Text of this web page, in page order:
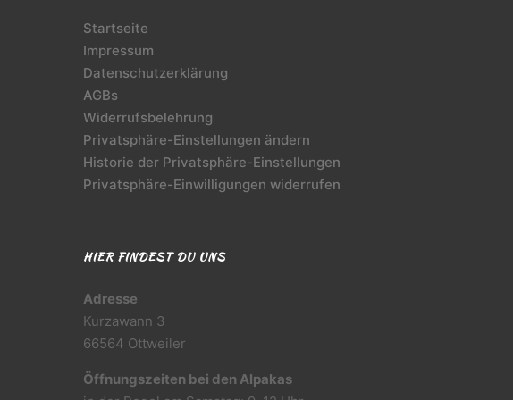
Startseite
Impressum
Datenschutzerklärung
AGBs
Widerrufsbelehrung
Privatsphäre-Einstellungen ändern
Historie der Privatsphäre-Einstellungen
Privatsphäre-Einwilligungen widerrufen
HIER FINDEST DU UNS
Adresse
Kurzawann 3
66564 Ottweiler
Öffnungszeiten bei den Alpakas